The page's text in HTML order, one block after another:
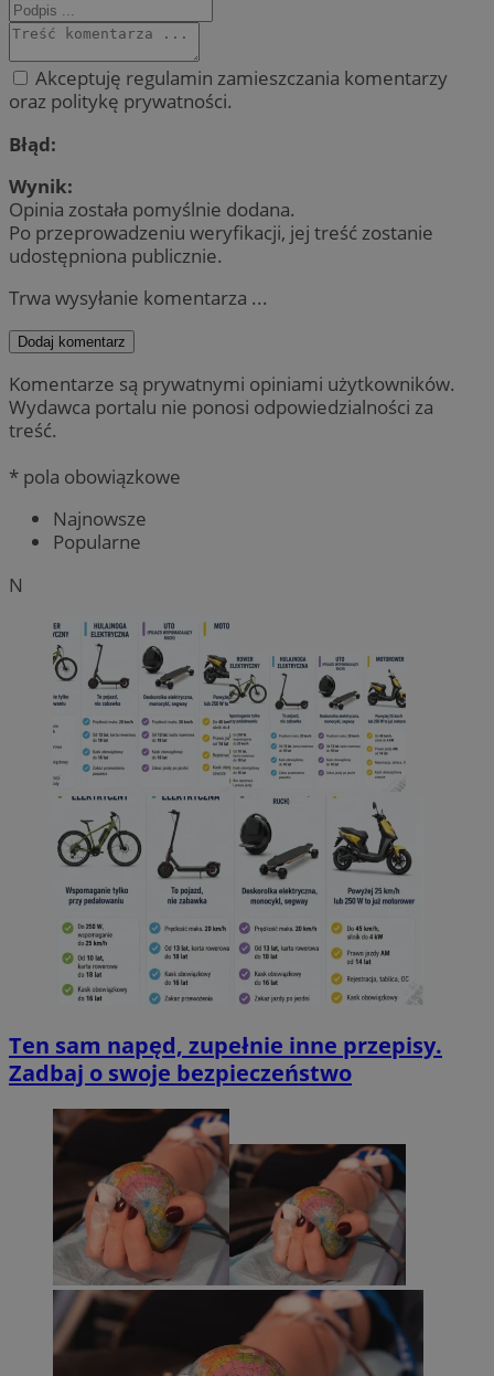
Akceptuję regulamin zamieszczania komentarzy
oraz politykę prywatności.
Błąd:
Wynik:
Opinia została pomyślnie dodana.
Po przeprowadzeniu weryfikacji, jej treść zostanie
udostępniona publicznie.
Trwa wysyłanie komentarza ...
Dodaj komentarz
Komentarze są prywatnymi opiniami użytkowników.
Wydawca portalu nie ponosi odpowiedzialności za
treść.
* pola obowiązkowe
Najnowsze
Popularne
N
Ten sam napęd, zupełnie inne przepisy.
Zadbaj o swoje bezpieczeństwo